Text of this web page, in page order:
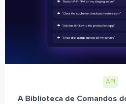
API
A Biblioteca de Comandos